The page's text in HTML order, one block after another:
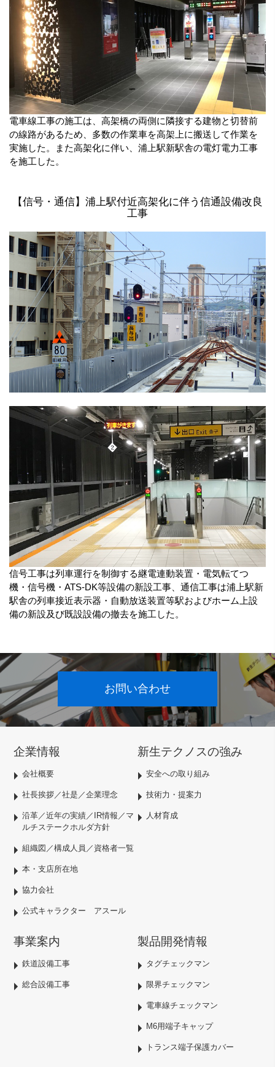
電車線工事の施工は、高架橋の両側に隣接する建物と切替前
の線路があるため、多数の作業車を高架上に搬送して作業を
実施した。また高架化に伴い、浦上駅新駅舎の電灯電力工事
を施工した。
【信号・通信】浦上駅付近高架化に伴う信通設備改良
工事
信号工事は列車運行を制御する継電連動装置・電気転てつ
機・信号機・ATS-DK等設備の新設工事、通信工事は浦上駅新
駅舎の列車接近表示器・自動放送装置等駅およびホーム上設
備の新設及び既設設備の撤去を施工した。
お問い合わせ
企業情報
会社概要
社長挨拶／社是／企業理念
沿革／近年の実績／IR情報／マ
ルチステークホルダ方針
組織図／構成人員／資格者一覧
本・支店所在地
協力会社
公式キャラクター アスール
新生テクノスの強み
安全への取り組み
技術力・提案力
人材育成
事業案内
鉄道設備工事
総合設備工事
製品開発情報
タグチェックマン
限界チェックマン
電車線チェックマン
M6用端子キャップ
トランス端子保護カバー